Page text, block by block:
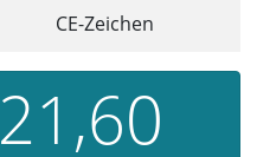
CE-Zeichen